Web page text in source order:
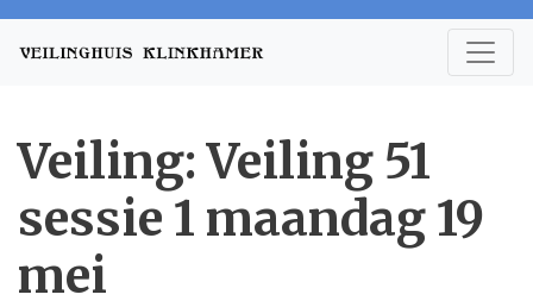
Veiling: Veiling 51
sessie 1 maandag 19
mei